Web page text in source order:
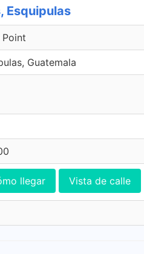
Esquipulas
Point
Guatemala
llegar Vista de calle